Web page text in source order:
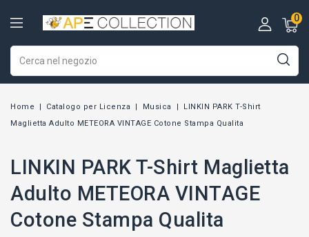
0
Home Catalogo per Licenza Musica
LINKIN PARK T-Shirt
Maglietta Adulto METEORA VINTAGE Cotone Stampa Qualita
LINKIN PARK T-Shirt Maglietta
Adulto METEORA VINTAGE
Cotone Stampa Qualita